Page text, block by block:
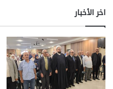
صحيفة "الجمهورية"
الغطاء السني .. وصدامات
وكتبت نقول:" بعد أربعين
والمناكفات حول ‏الاستحقاق
وقع حراك شعبي قضّ ولا
السياسية والسلطة عموماً،
اخر الأخبار